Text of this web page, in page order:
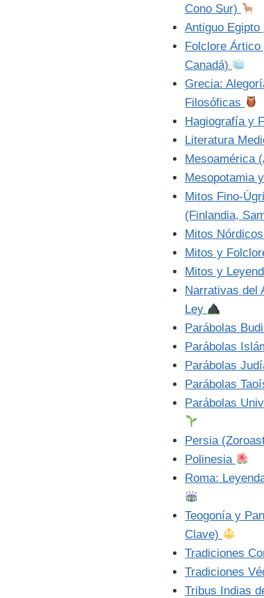
Cono Sur)
Antiguo Egipto
Folclore
Canadá)
Grecia:
Filosóficas
Hagiografía y
Literatura
Mesoamérica
Mesopotamia
Mitos Fino-
(Finlandia,
Mitos
Mitos y
Mitos y
Narrativas del
Ley
Parábolas
Parábolas
Parábolas
Parábolas
Parábolas
Persia
Polinesia
Roma:
Teogonía y
Clave)
Tradiciones
Tradiciones
Tribus Indias